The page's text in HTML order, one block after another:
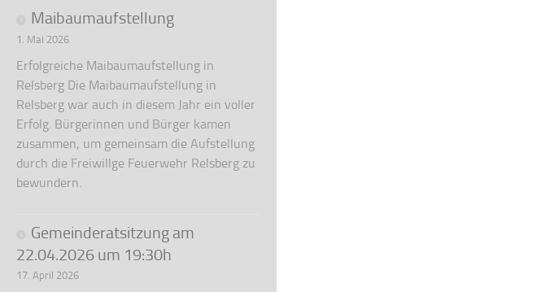
Maibaumaufstellung
1. Mai 2026
Erfolgreiche Maibaumaufstellung in
Relsberg Die Maibaumaufstellung in
Relsberg war auch in diesem Jahr ein voller
Erfolg. Bürgerinnen und Bürger kamen
zusammen, um gemeinsam die Aufstellung
durch die Freiwillge Feuerwehr Relsberg zu
bewundern.
Gemeinderatsitzung am
22.04.2026 um 19:30h
17. April 2026